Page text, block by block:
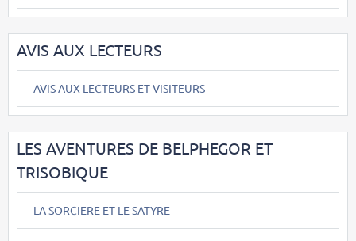
AVIS AUX LECTEURS
AVIS AUX LECTEURS ET VISITEURS
LES AVENTURES DE BELPHEGOR ET
TRISOBIQUE
LA SORCIERE ET LE SATYRE